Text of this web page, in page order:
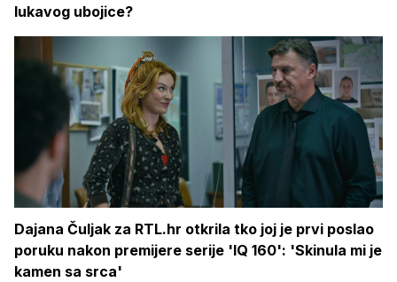
lukavog ubojice?
Dajana Čuljak za RTL.hr otkrila tko joj je prvi poslao
poruku nakon premijere serije 'IQ 160': 'Skinula mi je
kamen sa srca'